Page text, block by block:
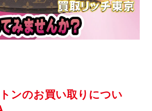
ンのお買い取りについ